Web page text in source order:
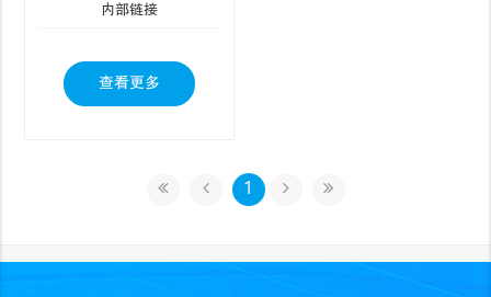
内部链接
查看更多
1